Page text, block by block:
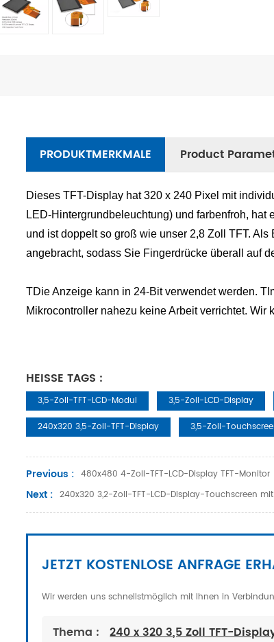
PRODUKTMERKMALE Product
Dieses TFT-Display hat 320 x 240 Pixel mit
LED-Hintergrundbeleuchtung) und farbenfroh,
und ist doppelt so groß wie unser 2,8 Zoll TFT.
angebracht, sodass Sie Fingerdrücke überall auf
TDie Anzeige kann in 24-Bit verwendet werden. T
Mikrocontroller nahezu keine Arbeit verrichtet.
HEISSE TAGS :
3,5-Zoll-TFT-LCD-Modul 3,5-Zoll-LCD-Display
240x320 3,5-Zoll-TFT-Display
3,5-Zoll-
Previous : 480x480 4-Zoll-TFT-LCD-Display TFT-Monitor
Next : 240x320 3,2-Zoll-TFT-LCD-Display-Touchscreen
JETZT KOSTENLOSE ANFRAGE
Wir werden uns schnellstmöglich mit Ihnen in
Thema : 240 x 320 3,5 Zoll TFT-